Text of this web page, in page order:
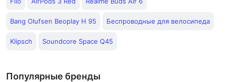
Bang Olufsen Beoplay H 95 Беспроводные для велосипеда
Klipsch Soundcore Space Q45
Популярные бренды